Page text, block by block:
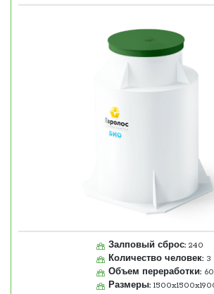
Залповый сброс: 240
Количество человек: 3
Объем переработки:
Размеры: